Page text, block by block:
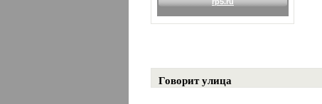
Говорит улица